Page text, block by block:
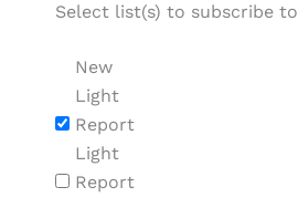
Select list(s) to subscribe to
New
Light
Report
Light
Report